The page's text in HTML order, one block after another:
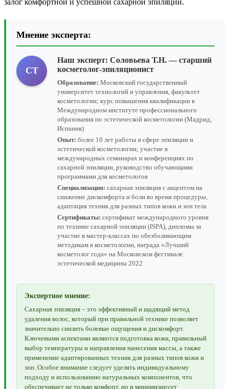
Мнение эксперта:
СТ
Наш эксперт: Соловьева Т.Н. — старший
косметолог-эпиляционист
Образование: Московский государственный
университет технологий и управления, факультет
косметологии; курс повышения квалификации в
Международном институте профессионального
образования по эстетической косметологии (Мадрид,
Испания)
Опыт: более 10 лет работы в сфере эпиляции и
эстетической косметологии; участие в
международных семинарах и конференциях по
сахарной эпиляции, руководство обучающими
программами для косметологов
Специализация: сахарная эпиляция с акцентом на
снижение дискомфорта и боли во время процедуры,
адаптация техник для разных типов кожи и зон тела
Сертификаты: сертификат международного уровня
по технике сахарной эпиляции (ISPA), дипломы за
участие в мастер-классах по обезболивающим
методикам в косметологии, награда «Лучший
косметолог года» на Московском фестивале
эстетической медицины 2022
Экспертное мнение:
Сахарная эпиляция – это эффективный и щадящий метод
удаления волос, который при правильной технике позволяет
значительно снизить болевые ощущения и дискомфорт.
Ключевыми аспектами являются подготовка кожи, правильный
выбор температуры и направления нанесения массы, а также
применение адаптированных техник для разных типов кожи и
зон. Особое внимание следует уделять индивидуальному
подходу и использованию натуральных компонентов, что
обеспечивает не только комфорт, но и минимизирует